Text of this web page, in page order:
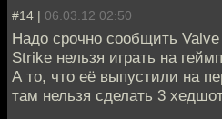
#14 | 06.03.12 02:50
Надо срочно сообщить
Strike нельзя играть на
А то, что её выпустили на
там нельзя сделать 3